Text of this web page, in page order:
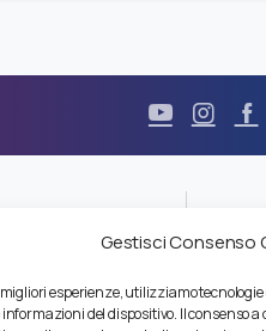
Gestisci Consenso
esperienze, utilizziamo
del dispositivo. Il consenso
Pec